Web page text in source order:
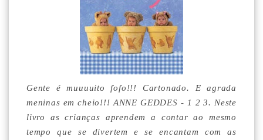
Gente é muuuuito fofo!!! Cartonado. E agrada
meninas em cheio!!! ANNE GEDDES - 1 2 3. Neste
livro as crianças aprendem a contar ao mesmo
tempo que se divertem e se encantam com as